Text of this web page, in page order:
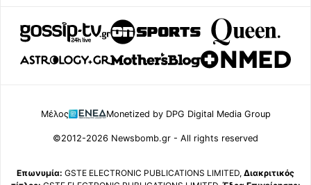
Μέλος Monetized by DPG Digital Media Group
©2012-2026 Newsbomb.gr - All rights reserved
Επωνυμία: GSTE ELECTRONIC PUBLICATIONS LIMITED, Διακριτικός